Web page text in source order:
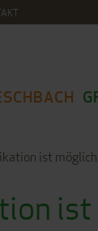
ist möglich